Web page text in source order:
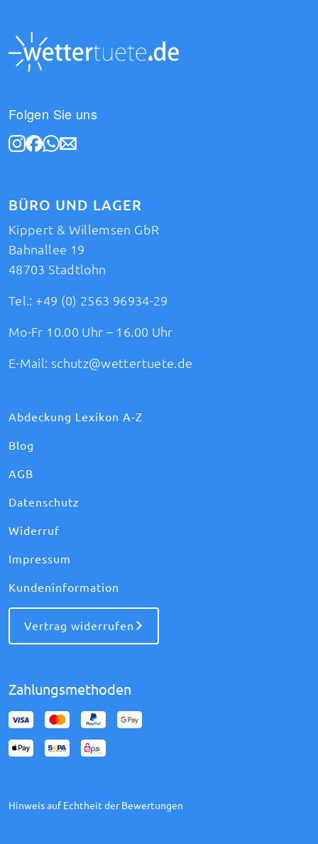
Folgen Sie uns
BÜRO UND LAGER
Kippert & Willemsen GbR
Bahnallee 19
48703 Stadtlohn
Tel.: +49 (0) 2563 96934-29
Mo-Fr 10.00 Uhr – 16.00 Uhr
E-Mail: schutz@wettertuete.de
Abdeckung Lexikon A-Z
Blog
AGB
Datenschutz
Widerruf
Impressum
Kundeninformation
Vertrag widerrufen
Zahlungsmethoden
Hinweis auf Echtheit der Bewertungen